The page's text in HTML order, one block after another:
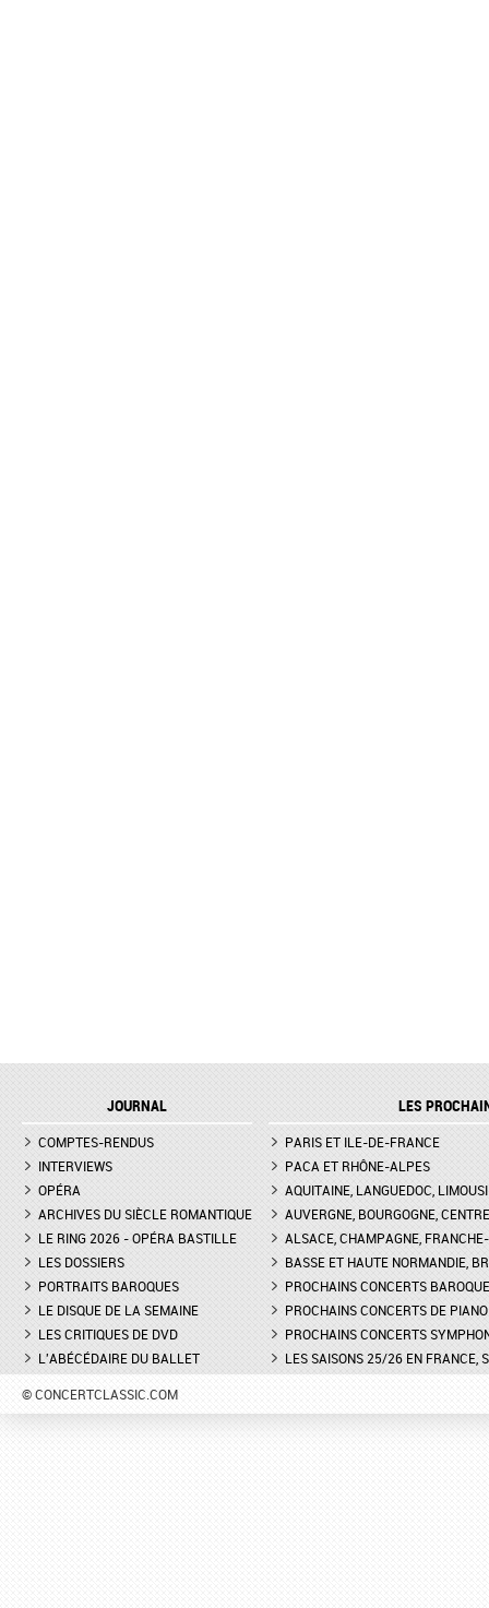
JOURNAL
COMPTES-RENDUS
INTERVIEWS
OPÉRA
ARCHIVES DU SIÈCLE ROMANTIQUE
LE RING 2026 - OPÉRA BASTILLE
LES DOSSIERS
PORTRAITS BAROQUES
LE DISQUE DE LA SEMAINE
LES CRITIQUES DE DVD
L'ABÉCÉDAIRE DU BALLET
LES
PARIS ET ILE-DE-FRANCE
PACA ET RHÔNE-ALPES
AQUITAINE, LANGUEDOC,
AUVERGNE, BOURGOGNE, CENTRE
ALSACE, CHAMPAGNE,
BASSE ET HAUTE NORMANDIE,
PROCHAINS CONCERTS
PROCHAINS CONCERTS DE PIANO
PROCHAINS CONCERTS
LES SAISONS 25/26 EN FRANCE,
© CONCERTCLASSIC.COM